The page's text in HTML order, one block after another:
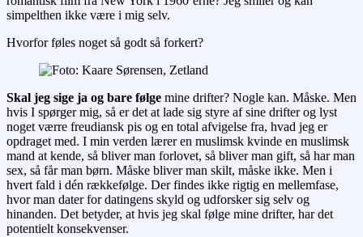
simpelthen ikke være i mig selv.
Hvorfor føles noget så godt så forkert?
Skal jeg sige ja og bare følge mine drifter? Nogle kan. Måske. Men
hvis I spørger mig, så er det at lade sig styre af sine drifter og lyst
noget værre freudiansk pis og en total afvigelse fra, hvad jeg er
opdraget med. I min verden lærer en muslimsk kvinde en muslimsk
mand at kende, så bliver man forlovet, så bliver man gift, så har man
sex, så får man børn. Måske bliver man skilt, måske ikke. Men i
hvert fald i dén rækkefølge. Der findes ikke rigtig en mellemfase,
hvor man dater for datingens skyld og udforsker sig selv og
hinanden. Det betyder, at hvis jeg skal følge mine drifter, har det
potentielt konsekvenser.